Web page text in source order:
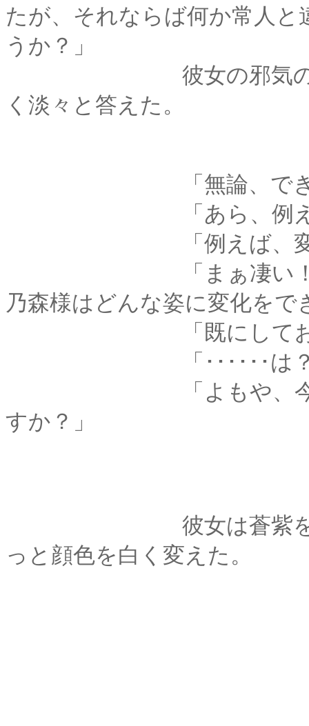
たが、それならば何か常人
うか？」
彼女の邪気のない質
く淡々と答えた。
「無論、できま
「あら、例えばど
「例えば、変化
「まぁ凄い！ それは
乃森様はどんな姿に変化をで
「既にしており
「･･････は？
「よもや、今のこの
すか？」
彼女は蒼紫を穴があ
っと顔色を白く変えた。